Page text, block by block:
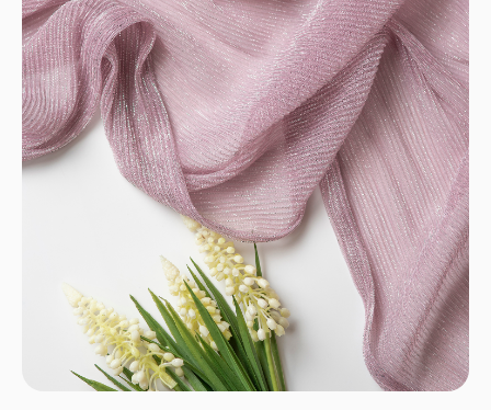
Политика
конфиденциальности
*принадлежат компании Meta,
признанной экстремистской
и запрещенной в РФ